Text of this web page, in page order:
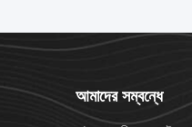
আমাদের সম্বন্ধে